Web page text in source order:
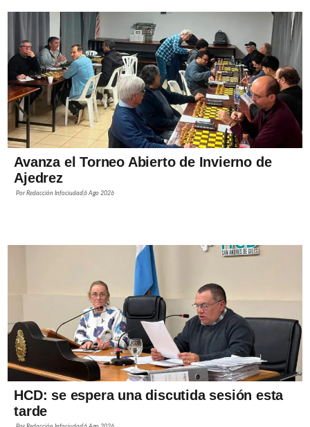
Avanza el Torneo Abierto de Invierno de
Ajedrez
PorRedacción Infociudad6 Ago 2026
HCD: se espera una discutida sesión esta
tarde